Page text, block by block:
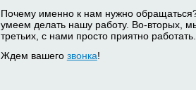
Почему именно к нам нужно
умеем делать нашу работу. Во-вторых,
третьих, с нами просто приятно работать.
Ждем вашего звонка!